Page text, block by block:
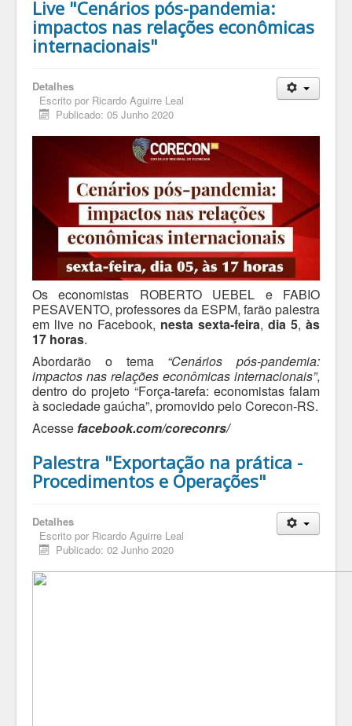
Live "Cenários pós-pandemia:
impactos nas relações econômicas
internacionais"
Detalhes
Escrito por Ricardo Aguirre Leal
Publicado: 05 Junho 2020
Os economistas ROBERTO UEBEL e FABIO
PESAVENTO, professores da ESPM, farão palestra
em live no Facebook, nesta sexta-feira, dia 5, às
17 horas.
Abordarão o tema “Cenários pós-pandemia:
impactos nas relações econômicas internacionais”,
dentro do projeto “Força-tarefa: economistas falam
à sociedade gaúcha”, promovido pelo Corecon-RS.
Acesse facebook.com/coreconrs/
Palestra "Exportação na prática -
Procedimentos e Operações"
Detalhes
Escrito por Ricardo Aguirre Leal
Publicado: 02 Junho 2020